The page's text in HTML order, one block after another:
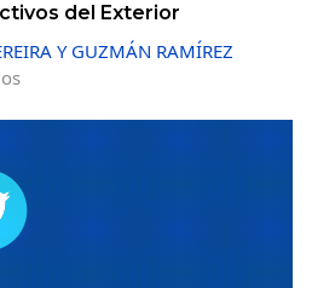
del Exterior
Y GUZMÁN RAMÍREZ